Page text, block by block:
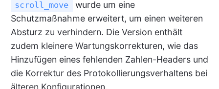
scroll_move
wurde um eine
Schutzmaßnahme erweitert, um einen weiteren
Absturz zu verhindern. Die Version enthält
zudem kleinere Wartungskorrekturen, wie das
Hinzufügen eines fehlenden Zahlen-Headers und
die Korrektur des Protokollierungsverhaltens bei
älteren Konfigurationen.